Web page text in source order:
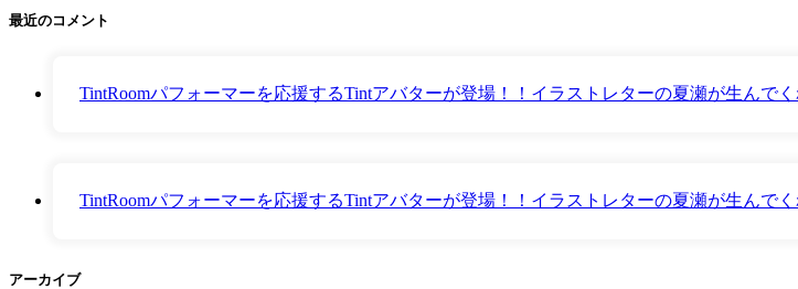
最近のコメント
TintRoomパフォーマーを応援するTintアバターが登場！！イラストレターの夏瀬が生んで
TintRoomパフォーマーを応援するTintアバターが登場！！イラストレターの夏瀬が生んで
アーカイブ